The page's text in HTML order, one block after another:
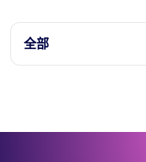
学院
校园生活
全部